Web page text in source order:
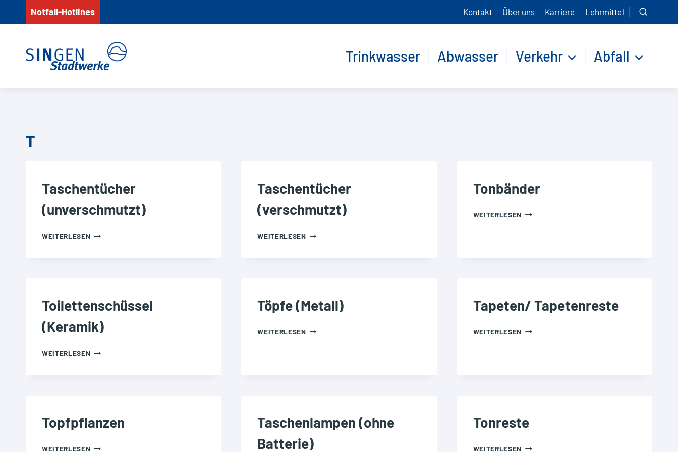
Notfall-Hotlines Kontakt Über uns Karriere Lehrmittel
Trinkwasser Abwasser Verkehr Abfall
T
Taschentücher
(unverschmutzt)
WEITERLESENTASCHENTÜCHER
Taschentücher
(verschmutzt)
WEITERLESENTASCHENTÜCHER
Tonbänder
WEITERLESEN TONBÄNDER
Toilettenschüssel
(Keramik)
WEITERLESENTOILETTENSCHÜSSEL
Töpfe (Metall)
WEITERLESENTÖPFE
Tapeten/ Tapetenreste
WEITERLESEN TAPETEN/
Topfpflanzen
WEITERLESENTOPFPFLANZEN
Taschenlampen (ohne
Batterie)
Tonreste
WEITERLESEN TONRESTE